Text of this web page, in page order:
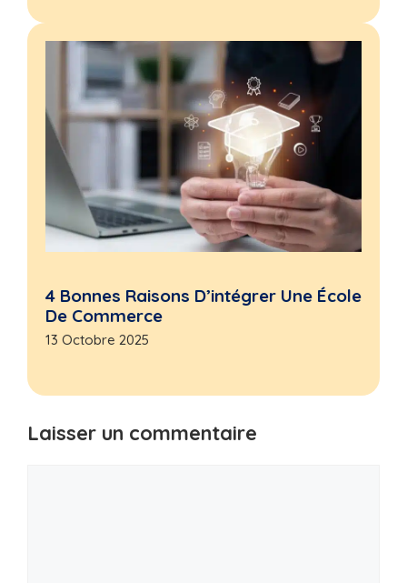
4 Bonnes Raisons D’intégrer Une École
De Commerce
13 Octobre 2025
Laisser un commentaire